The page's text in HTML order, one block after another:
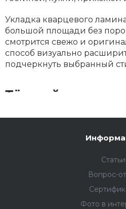
Укладка кварцевого
большой площади без
смотрится свежо и
способ визуально
подчеркнуть выбранный
Тёплый пол
Кварцевый ламинат из
Не забывайте про плинтус:
«заиграть» по‑новому или
(например, если вы
пластиковый плинтус).
Статьи
Вопрос-
Фото в